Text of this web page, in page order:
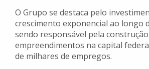
O Grupo se destaca pelo
crescimento exponencial ao longo
sendo responsável pela
empreendimentos na capital
de milhares de empregos.